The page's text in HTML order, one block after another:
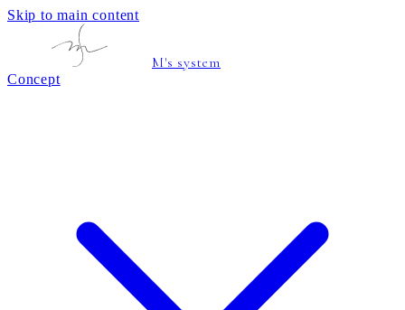
Skip to main content
M's system
Concept